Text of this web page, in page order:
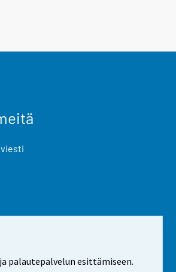
palautepalvelun esittämiseen.